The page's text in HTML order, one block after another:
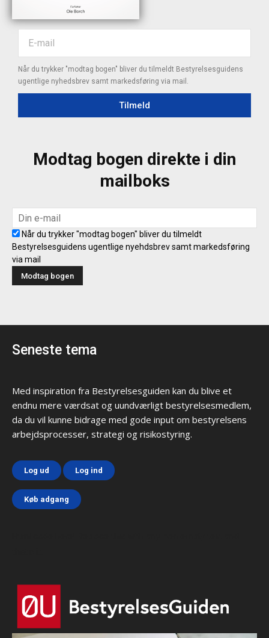
Når du trykker "modtag bogen" bliver du tilmeldt Bestyrelsesguidens
ugentlige nyhedsbrev samt markedsføring via mail.
Tilmeld
Modtag bogen direkte i din
mailboks
Når du trykker "modtag bogen" bliver du tilmeldt
Bestyrelsesguidens ugentlige nyehdsbrev samt markedsføring
via mail
Seneste tema
Med inspiration fra Bestyrelsesguiden kan du blive et
endnu mere værdsat og uundværligt bestyrelsesmedlem,
da du vil kunne bidrage med gode input om bestyrelsens
arbejdsprocesser, strategi og risikostyring.
Log ud Log ind
Køb adgang